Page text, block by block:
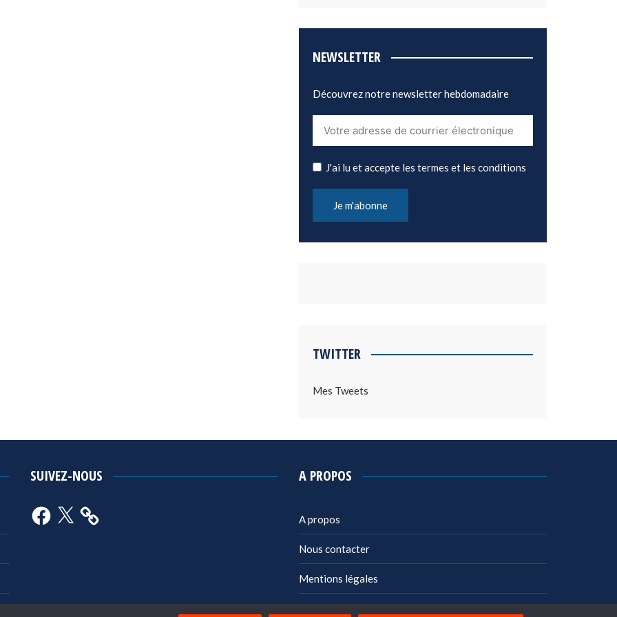
NEWSLETTER
Découvrez notre newsletter hebdomadaire
J'ai lu et accepte les termes et les conditions
TWITTER
Mes Tweets
SUIVEZ-NOUS
Facebook
X
A PROPOS
A propos
Nous contacter
Mentions légales
Politique de confidentialité